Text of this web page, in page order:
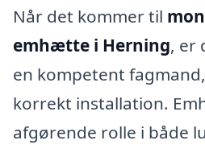
Når det kommer til
emhætte i Herning, er
en kompetent
korrekt installation.
afgørende rolle i både